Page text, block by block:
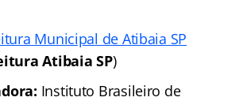
Municipal de Atibaia SP
Atibaia SP)
Instituto Brasileiro de